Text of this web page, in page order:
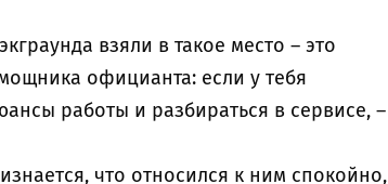
взяли в такое место – это
официанта: если у тебя
работы и разбираться в сервисе, –
что относился к ним спокойно,